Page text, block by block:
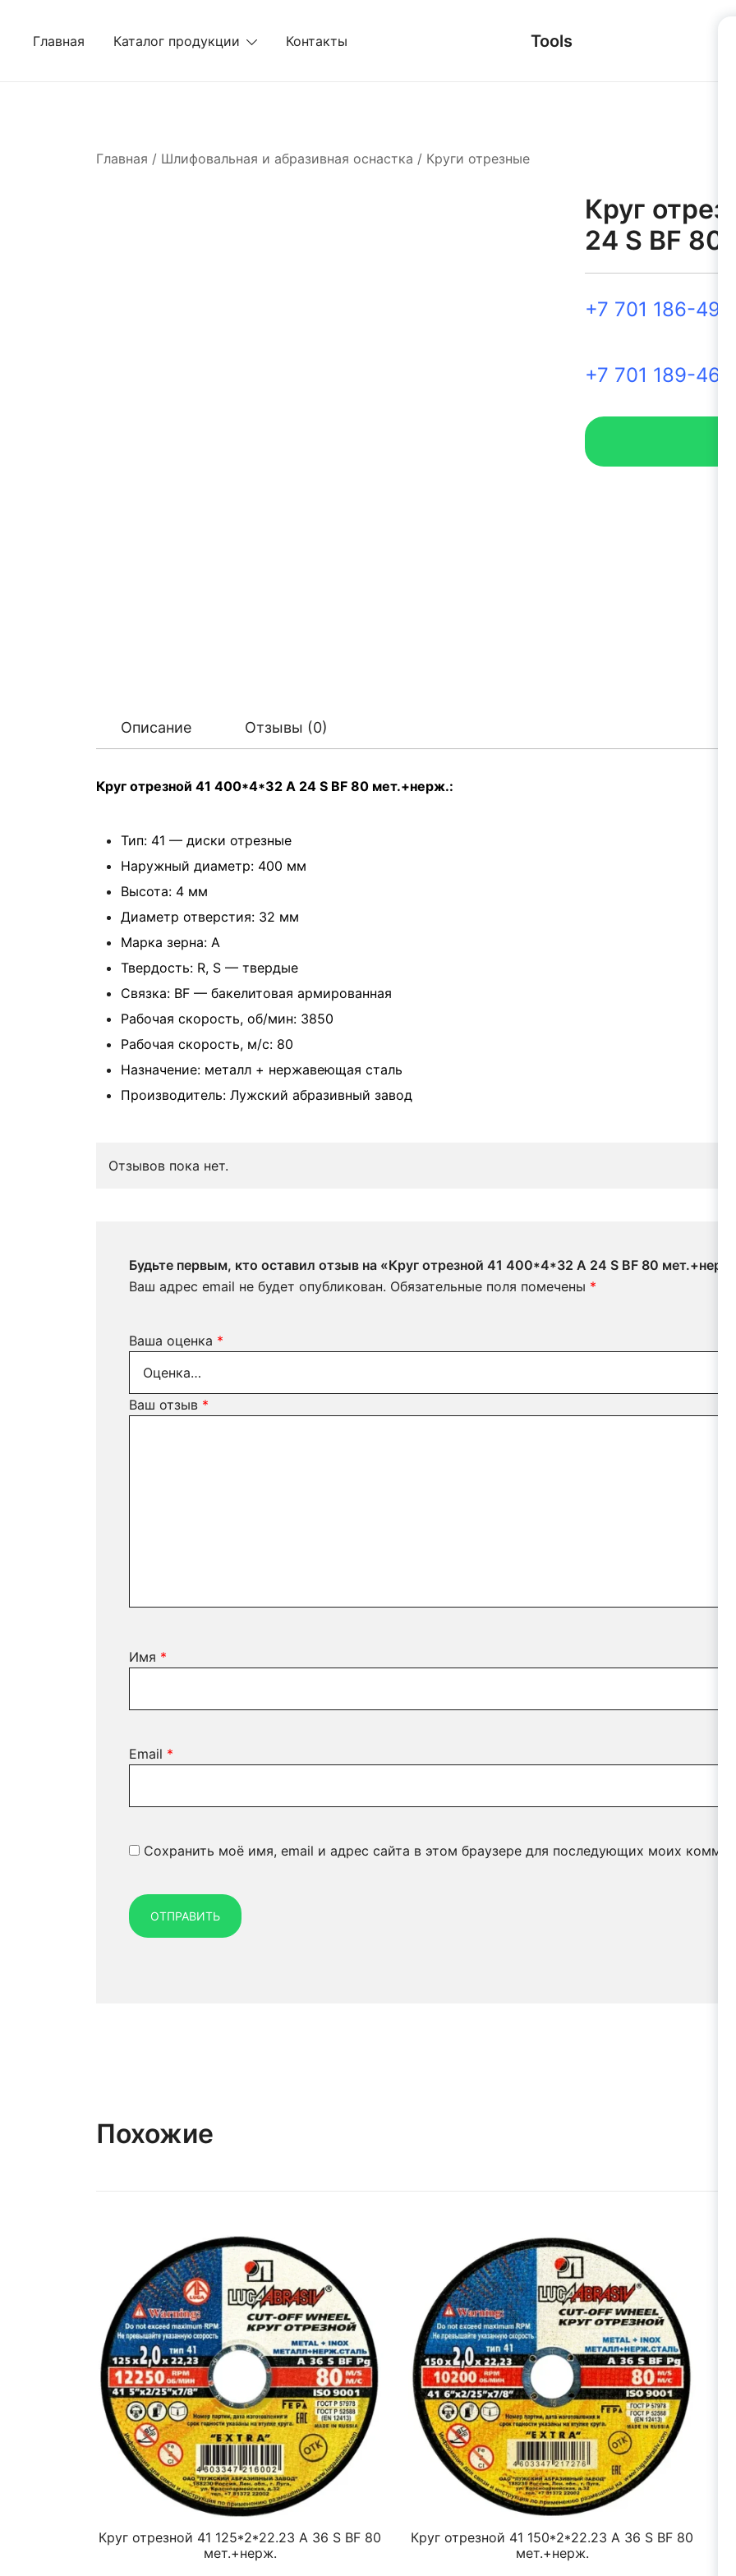
Главная Каталог продукции Контакты Tools
Главная / Шлифовальная и абразивная оснастка / Круги отрезные
Круг
24 S BF
+7 701 186-49-
+7 701 189-46-
Описание Отзывы (0)
Круг отрезной 41 400*4*32 A 24 S BF 80 мет.+нерж.:
Тип: 41 — диски отрезные
Наружный диаметр: 400 мм
Высота: 4 мм
Диаметр отверстия: 32 мм
Марка зерна: А
Твердость: R, S — твердые
Связка: BF — бакелитовая армированная
Рабочая скорость, об/мин: 3850
Рабочая скорость, м/с: 80
Назначение: металл + нержавеющая сталь
Производитель: Лужский абразивный завод
Отзывов пока нет.
Будьте первым, кто оставил отзыв на «Круг отрезной 41 400*4*32 A 24 S BF 80
Ваш адрес email не будет опубликован. Обязательные поля помечены *
Ваша оценка *
Ваш отзыв *
Имя *
Email *
Сохранить моё имя, email и адрес сайта в этом браузере для последующих моих
Похожие
Круг отрезной 41 125*2*22.23 A 36 S BF 80
мет.+нерж.
Круг отрезной 41 150*2*22.23 A 36 S BF 80
мет.+нерж.